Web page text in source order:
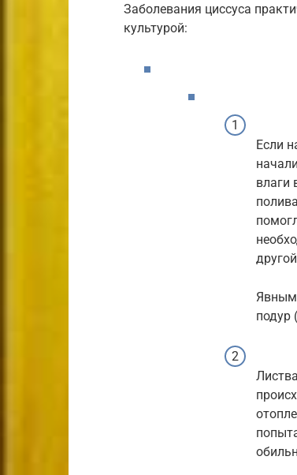
Заболевания циссуса
культурой:
Если
влаги
Явным
подур